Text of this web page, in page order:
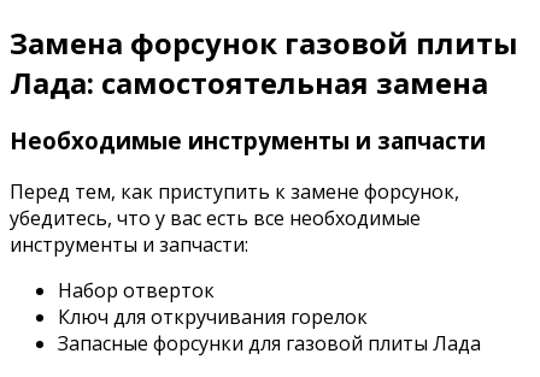
Замена форсунок газовой плиты
Лада: самостоятельная замена
Необходимые инструменты и запчасти
Перед тем, как приступить к замене форсунок,
убедитесь, что у вас есть все необходимые
инструменты и запчасти:
Набор отверток
Ключ для откручивания горелок
Запасные форсунки для газовой плиты Лада